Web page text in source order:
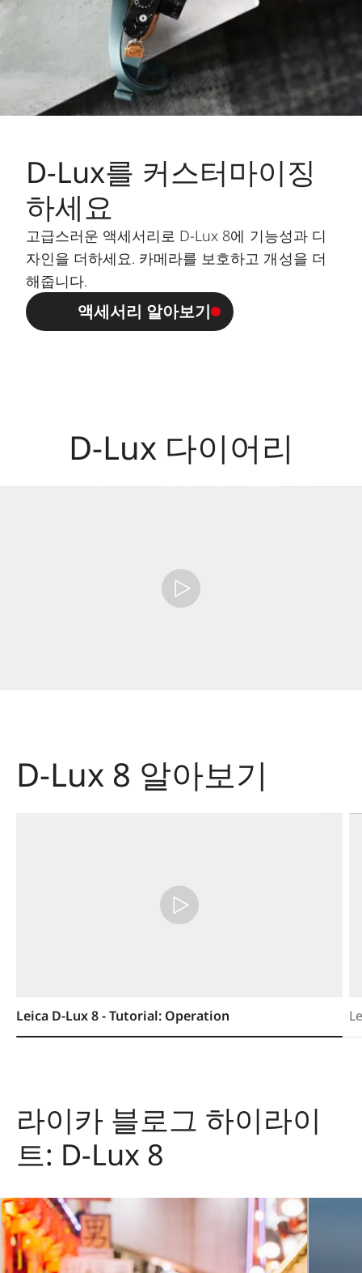
D-Lux를 커스터마이징
하세요
고급스러운 액세서리로 D-Lux 8에 기능성과 디
자인을 더하세요. 카메라를 보호하고 개성을 더
해줍니다.
액세서리 알아보기
D-Lux 다이어리
D-Lux 8 알아보기
Leica D-Lux 8 - Tutorial: Operation
라이카 블로그 하이라이
트: D-Lux 8